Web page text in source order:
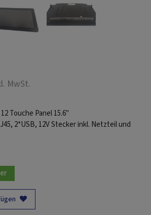
MwSt.
Touche Panel 15.6"
2*USB, 12V Stecker inkl. Netzteil und